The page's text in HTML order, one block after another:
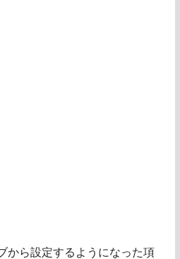
から設定するようになった項